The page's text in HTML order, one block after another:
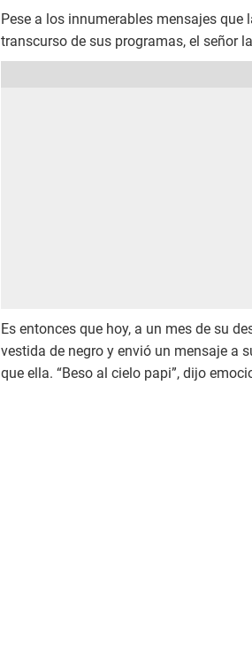
Pese a los innumerables mensajes que
transcurso de sus programas, el señor
Es entonces que hoy, a un mes de su
vestida de negro y envió un mensaje a
que ella. “Beso al cielo papi”, dijo